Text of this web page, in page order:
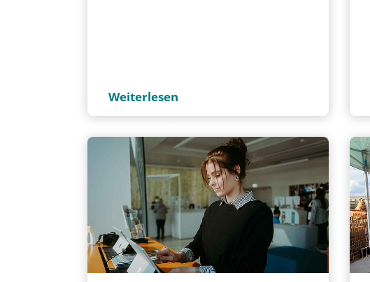
Weiterlesen